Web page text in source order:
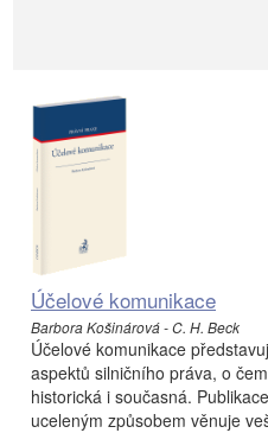
Účelové komunikace
Barbora Košinárová - C. H. Beck
Účelové komunikace
aspektů silničního práva, o
historická i současná.
uceleným způsobem věnuje